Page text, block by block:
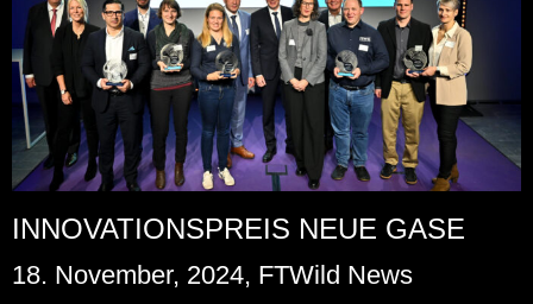
INNOVATIONSPREIS NEUE GASE
18. November, 2024, FTWild News